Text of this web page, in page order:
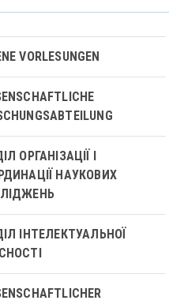
VORLESUNGEN
ОРГАНІЗАЦІЇ І
НАУКОВИХ
ІНТЕЛЕКТУАЛЬНОЇ